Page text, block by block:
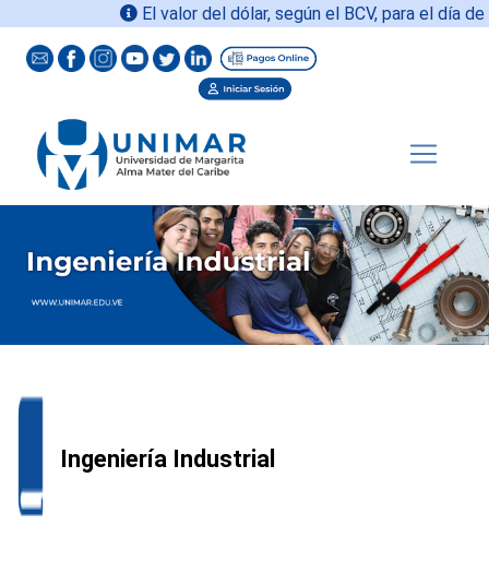
El valor del dólar, según el BCV, para el día de
Ingeniería Industrial